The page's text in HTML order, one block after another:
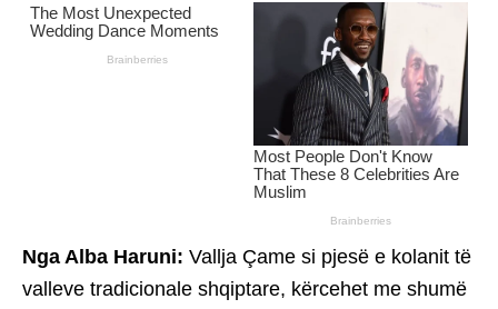
Nga Alba Haruni: Vallja Çame si pjesë e kolanit të
valleve tradicionale shqiptare, kërcehet me shumë